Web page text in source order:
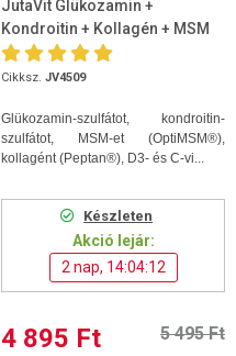
JutaVit Glükozamin +
Kondroitin + Kollagén + MSM
D+C vitamin 120db tabletta
Cikksz. JV4509
Glükozamin-szulfátot, kondroitin-
szulfátot, MSM-et (OptiMSM®),
kollagént (Peptan®), D3- és C-vi...
Készleten
Akció lejár:
2 nap, 14:04:11
4 895 Ft 5 495 Ft